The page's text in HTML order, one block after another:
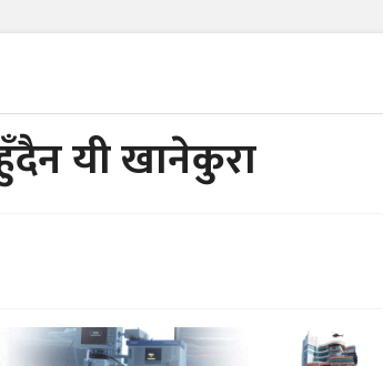
यी खानेकुरा